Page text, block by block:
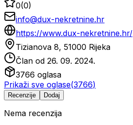
0(0)
info@dux-nekretnine.hr
https://www.dux-nekretnine.hr/
Tizianova 8, 51000 Rijeka
Član od 26. 09. 2024.
3766 oglasa
Prikaži sve oglase(3766)
Recenzije Dodaj
Nema recenzija